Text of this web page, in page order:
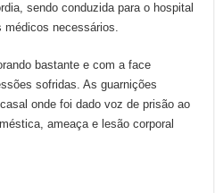
sendo conduzida para o hospital
médicos necessários.
bastante e com a face
sofridas. As guarnições
onde foi dado voz de prisão ao
ameaça e lesão corporal